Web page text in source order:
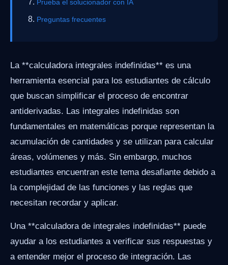
Prueba el solucionador con IA
Preguntas frecuentes
La **calculadora integrales indefinidas** es una
herramienta esencial para los estudiantes de cálculo
que buscan simplificar el proceso de encontrar
antiderivadas. Las integrales indefinidas son
fundamentales en matemáticas porque representan la
acumulación de cantidades y se utilizan para calcular
áreas, volúmenes y más. Sin embargo, muchos
estudiantes encuentran este tema desafiante debido a
la complejidad de las funciones y las reglas que
necesitan recordar y aplicar.
Una **calculadora de integrales indefinidas** puede
ayudar a los estudiantes a verificar sus respuestas y
a entender mejor el proceso de integración. Las